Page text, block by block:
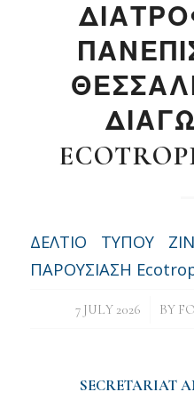
ΔΕΛΤΙΟ ΤΥΠΟΥ
ΠΑΡΟΥΣΙΑΣΗ
7 JULY 2026
/ BY
SECRETARIAT